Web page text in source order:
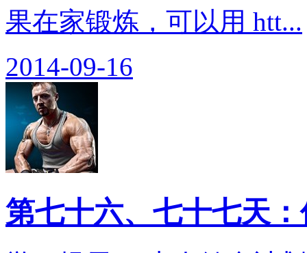
果在家锻炼，可以用 htt...
2014-09-16
第七十六、七十七天